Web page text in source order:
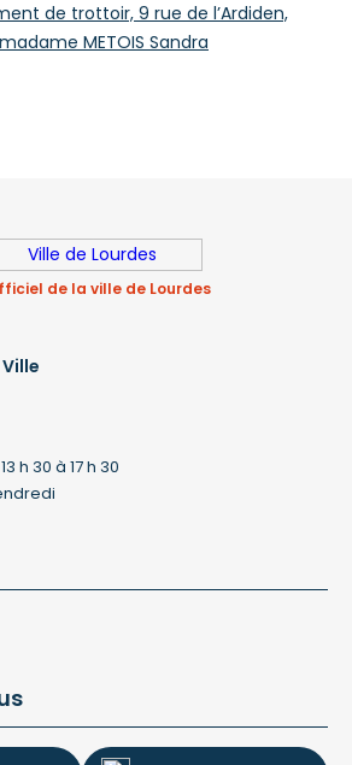
de trottoir, 9 rue de l’Ardiden,
METOIS Sandra
de la ville de Lourdes
h 30 à 17 h 30